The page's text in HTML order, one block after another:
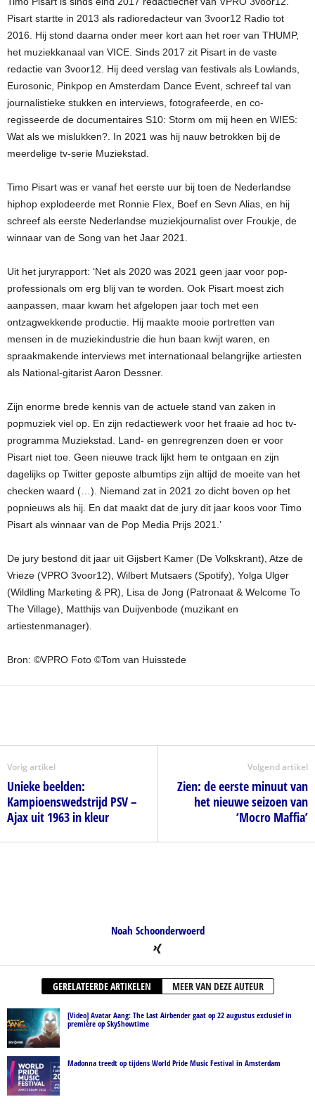
Pisart startte in 2013 als radioredacteur van 3voor12 Radio tot
2016. Hij stond daarna onder meer kort aan het roer van THUMP,
het muziekkanaal van VICE. Sinds 2017 zit Pisart in de vaste
redactie van 3voor12. Hij deed verslag van festivals als Lowlands,
Eurosonic, Pinkpop en Amsterdam Dance Event, schreef tal van
journalistieke stukken en interviews, fotografeerde, en co-
regisseerde de documentaires S10: Storm om mij heen en WIES:
Wat als we mislukken?. In 2021 was hij nauw betrokken bij de
meerdelige tv-serie Muziekstad.
Timo Pisart was er vanaf het eerste uur bij toen de Nederlandse
hiphop explodeerde met Ronnie Flex, Boef en Sevn Alias, en hij
schreef als eerste Nederlandse muziekjournalist over Froukje, de
winnaar van de Song van het Jaar 2021.
Uit het juryrapport: ‘Net als 2020 was 2021 geen jaar voor pop-
professionals om erg blij van te worden. Ook Pisart moest zich
aanpassen, maar kwam het afgelopen jaar toch met een
ontzagwekkende productie. Hij maakte mooie portretten van
mensen in de muziekindustrie die hun baan kwijt waren, en
spraakmakende interviews met internationaal belangrijke artiesten
als National-gitarist Aaron Dessner.
Zijn enorme brede kennis van de actuele stand van zaken in
popmuziek viel op. En zijn redactiewerk voor het fraaie ad hoc tv-
programma Muziekstad. Land- en genregrenzen doen er voor
Pisart niet toe. Geen nieuwe track lijkt hem te ontgaan en zijn
dagelijks op Twitter geposte albumtips zijn altijd de moeite van het
checken waard (…). Niemand zat in 2021 zo dicht boven op het
popnieuws als hij. En dat maakt dat de jury dit jaar koos voor Timo
Pisart als winnaar van de Pop Media Prijs 2021.’
De jury bestond dit jaar uit Gijsbert Kamer (De Volkskrant), Atze de
Vrieze (VPRO 3voor12), Wilbert Mutsaers (Spotify), Yolga Ulger
(Wildling Marketing & PR), Lisa de Jong (Patronaat & Welcome To
The Village), Matthijs van Duijvenbode (muzikant en
artiestenmanager).
Bron: ©VPRO Foto ©Tom van Huisstede
Vorig artikel
Unieke beelden:
Kampioenswedstrijd PSV –
Ajax uit 1963 in kleur
Volgend artikel
Zien: de eerste minuut van
het nieuwe seizoen van
‘Mocro Maffia’
Noah Schoonderwoerd
GERELATEERDE ARTIKELEN MEER VAN DEZE AUTEUR
[Video] Avatar Aang: The Last Airbender gaat op 22 augustus exclusief in
première op SkyShowtime
Madonna treedt op tijdens World Pride Music Festival in Amsterdam